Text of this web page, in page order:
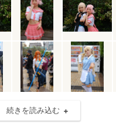
続きを読み込む